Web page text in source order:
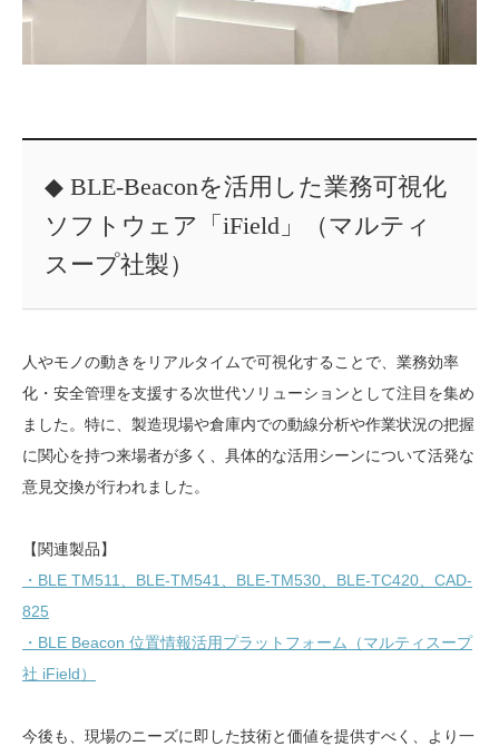
◆ BLE-Beaconを活用した業務可視化
ソフトウェア「iField」（マルティ
スープ社製）
人やモノの動きをリアルタイムで可視化することで、業務効率
化・安全管理を支援する次世代ソリューションとして注目を集め
ました。特に、製造現場や倉庫内での動線分析や作業状況の把握
に関心を持つ来場者が多く、具体的な活用シーンについて活発な
意見交換が行われました。
【関連製品】
・BLE TM511、BLE-TM541、BLE-TM530、BLE-TC420、CAD-
825
・BLE Beacon 位置情報活用プラットフォーム（マルティスープ
社 iField）
今後も、現場のニーズに即した技術と価値を提供すべく、より一